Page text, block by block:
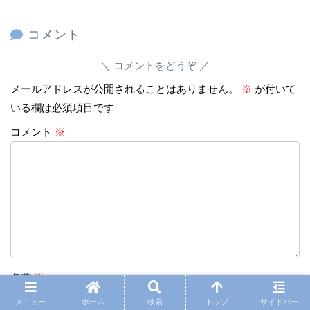
コメント
コメントをどうぞ
メールアドレスが公開されることはありません。 ※ が付いて
いる欄は必須項目です
コメント ※
名前※
メニュー ホーム 検索 トップ サイドバー